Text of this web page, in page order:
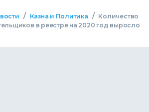
/ Казна и Политика / Количество
в реестре на 2020 год выросло